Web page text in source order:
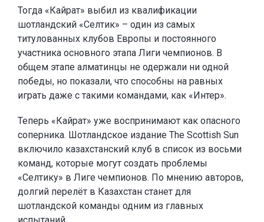
Тогда «Кайрат» выбил из квалификации
шотландский «Селтик» – один из самых
титулованных клубов Европы и постоянного
участника основного этапа Лиги чемпионов. В
общем этапе алматинцы не одержали ни одной
победы, но показали, что способны на равных
играть даже с такими командами, как «Интер».
Теперь «Кайрат» уже воспринимают как опасного
соперника. Шотландское издание The Scottish Sun
включило казахстанский клуб в список из восьми
команд, которые могут создать проблемы
«Селтику» в Лиге чемпионов. По мнению авторов,
долгий перелёт в Казахстан станет для
шотландской команды одним из главных